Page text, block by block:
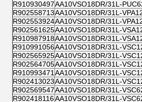
R910930497AA10VSO18DR/31L-
R902558713AA10VSO18DR/31L-
R902553924AA10VSO18DR/31L-
R902561625AA10VSO18DR/31L-
R910987918AA10VSO18DR/31L-
R910991056AA10VSO18DR/31L-
R902565925AA10VSO18DR/31L-
R902564705AA10VSO18DR/31L-
R910993471 AA10VSO18DR/31L-
R902413023AA10VSO18DR/31L-
R902569547AA10VSO18DR/31L-
R902418116AA10VSO18DR/31L-